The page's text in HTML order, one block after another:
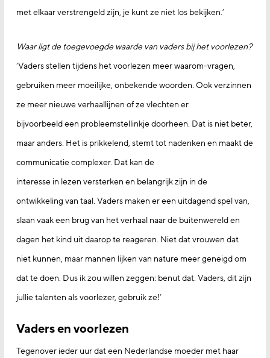
met elkaar verstrengeld zijn, je kunt ze niet los bekijken.’
Waar ligt de toegevoegde waarde van vaders bij het voorlezen?
‘Vaders stellen tijdens het voorlezen meer waarom-vragen,
gebruiken meer moeilijke, onbekende woorden. Ook verzinnen
ze meer nieuwe verhaallijnen of ze vlechten er
bijvoorbeeld een probleemstellinkje doorheen. Dat is niet beter,
maar anders. Het is prikkelend, stemt tot nadenken en maakt de
communicatie complexer. Dat kan de
interesse in lezen versterken en belangrijk zijn in de
ontwikkeling van taal. Vaders maken er een uitdagend spel van,
slaan vaak een brug van het verhaal naar de buitenwereld en
dagen het kind uit daarop te reageren. Niet dat vrouwen dat
niet kunnen, maar mannen lijken van nature meer geneigd om
dat te doen. Dus ik zou willen zeggen: benut dat. Vaders, dit zijn
jullie talenten als voorlezer, gebruik ze!’
Vaders en voorlezen
Tegenover ieder uur dat een Nederlandse moeder met haar